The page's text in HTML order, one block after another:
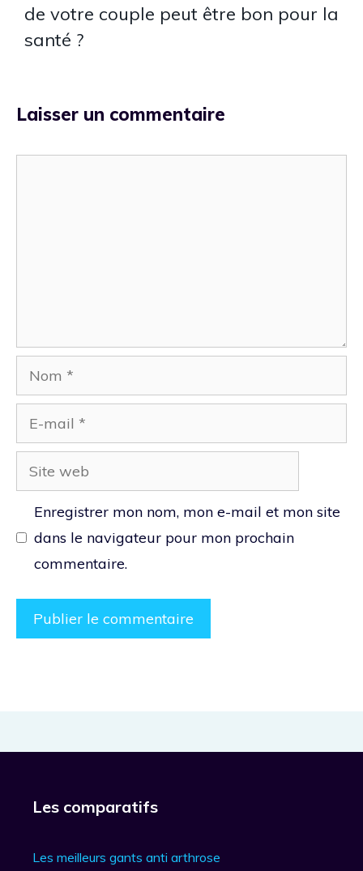
de votre couple peut être bon pour la
santé ?
Laisser un commentaire
Nom
mail
Site
web
Enregistrer mon nom, mon e-mail et mon site
dans le navigateur pour mon prochain
commentaire.
Les comparatifs
Les meilleurs gants anti arthrose